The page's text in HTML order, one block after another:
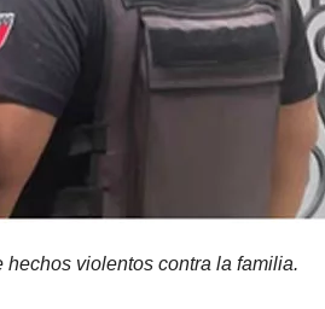
violentos contra la familia.